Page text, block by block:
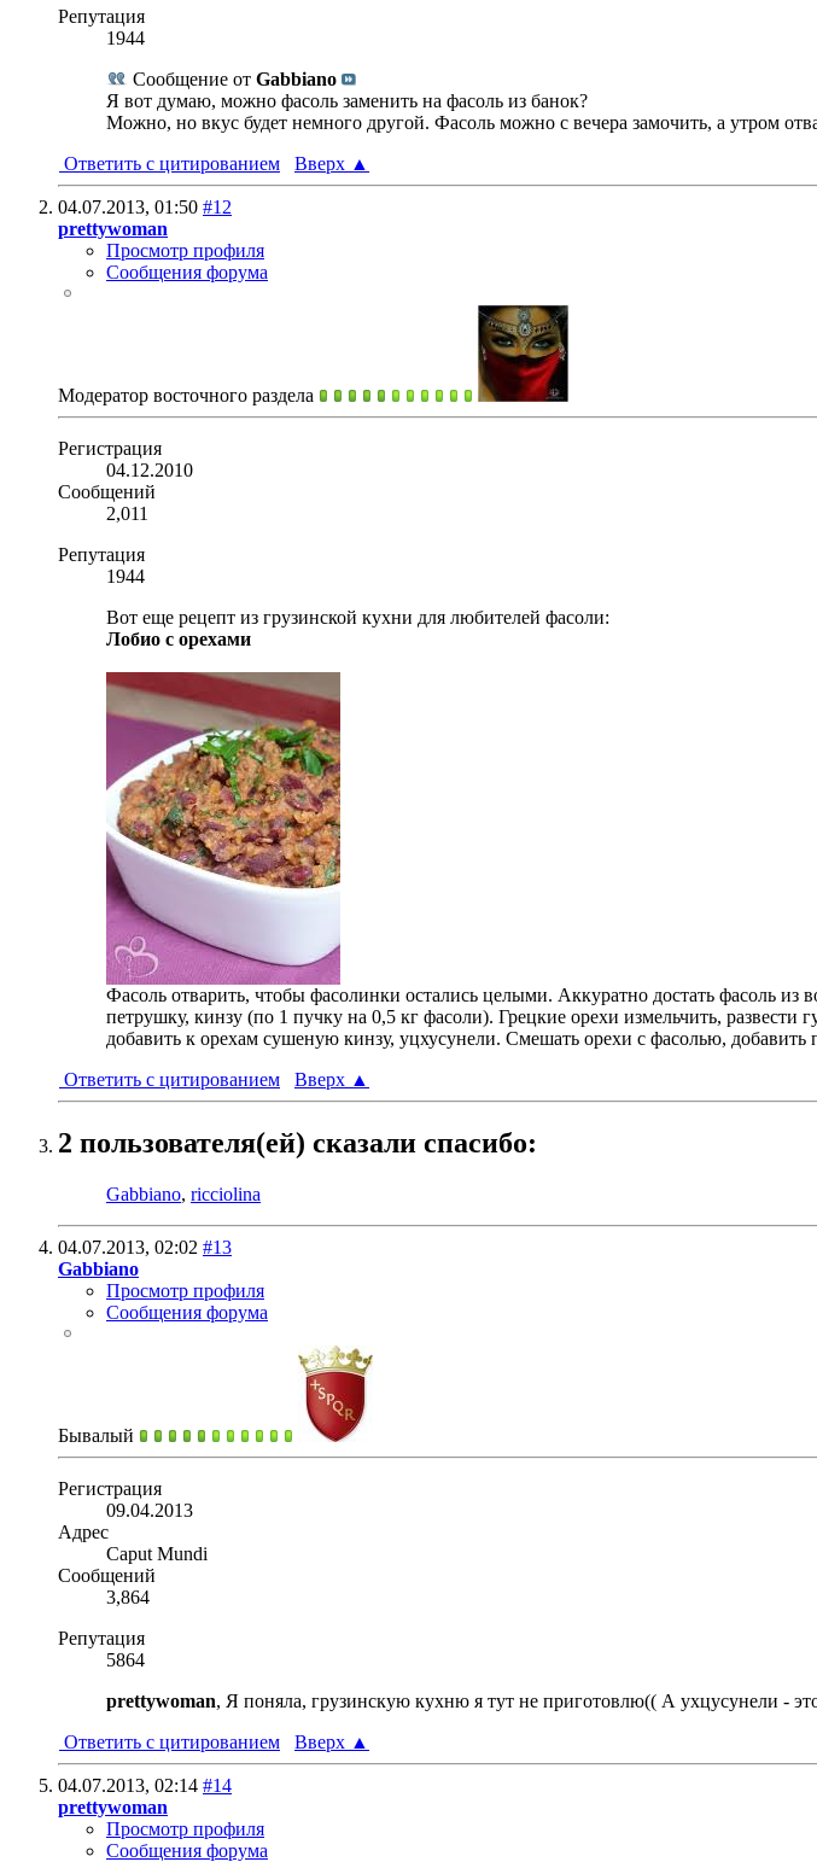
Репутация
1944
Сообщение от Gabbiano
Я вот думаю, можно фасоль заменить на фасоль из банок?
Можно, но вкус будет немного другой. Фасоль можно с вечера замочить, а утром
Ответить с цитированием
Вверх ▲
04.07.2013, 01:50 #12
prettywoman
Просмотр профиля
Сообщения форума
Модератор восточного раздела
Регистрация
04.12.2010
Сообщений
2,011
Репутация
1944
Вот еще рецепт из грузинской кухни для любителей фасоли:
Лобио с орехами
Фасоль отварить, чтобы фасолинки остались целыми. Аккуратно достать фасоль
петрушку, кинзу (по 1 пучку на 0,5 кг фасоли). Грецкие орехи измельчить, развести
добавить к орехам сушеную кинзу, уцхусунели. Смешать орехи с фасолью,
Ответить с цитированием
Вверх ▲
2 пользователя(ей) сказали cпасибо:
Gabbiano, ricciolina
04.07.2013, 02:02 #13
Gabbiano
Просмотр профиля
Сообщения форума
Бывалый
Регистрация
09.04.2013
Адрес
Caput Mundi
Сообщений
3,864
Репутация
5864
prettywoman, Я поняла, грузинскую кухню я тут не приготовлю(( А ухцусунели -
Ответить с цитированием
Вверх ▲
04.07.2013, 02:14 #14
prettywoman
Просмотр профиля
Сообщения форума